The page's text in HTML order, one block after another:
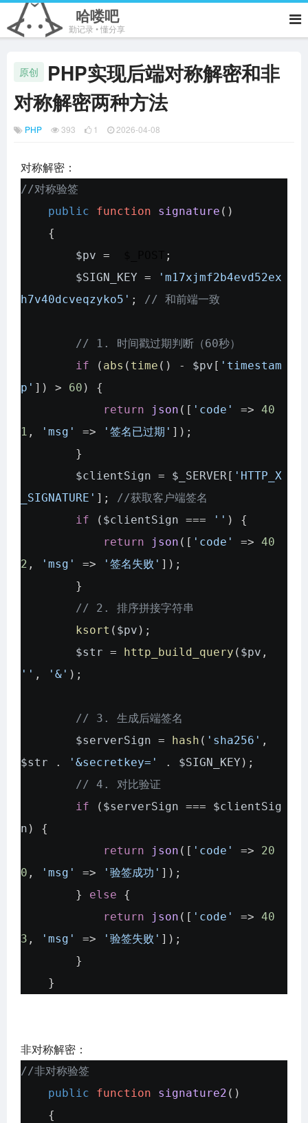
哈喽吧
勤记录 • 懂分享
原创
PHP实现后端对称解密和非
对称解密两种方法
PHP 393 1 2026-04-08
对称解密：
//对称验签
public
function signature ()
{
$pv =
;
$SIGN_KEY =
'm17xjmf2b4evd52ex
h7v40dcveqzyko5' ; // 和前端一致
// 1. 时间戳过期判断（60秒）
if ( abs ( time () - $pv [ 'timestam
p' ]) > 60 ) {
return
json ([ 'code' => 40
1 , 'msg' => '签名已过期' ]);
}
$clientSign = $_SERVER[ 'HTTP_X
_SIGNATURE' ]; //获取客户端签名
if ( $clientSign === '' ) {
return
json ([ 'code' => 40
2 , 'msg' => '签名失败' ]);
}
// 2. 排序拼接字符串
ksort ( $pv );
$str = http_build_query ( $pv ,
'' , '&' );
// 3. 生成后端签名
$serverSign = hash ( 'sha256' ,
$str
. '&secretkey=' . $SIGN_KEY );
// 4. 对比验证
if ( $serverSign === $clientSig
n ) {
return
json ([ 'code' => 20
0 , 'msg' => '验签成功' ]);
} else {
return
json ([ 'code' => 40
3 , 'msg' => '验签失败' ]);
}
}
非对称解密：
//非对称验签
public
function signature2 ()
{